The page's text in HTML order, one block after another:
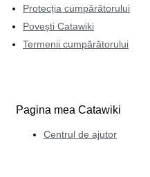
Protecția cumpărătorului
Povești Catawiki
Termenii cumpărătorului
Pagina mea Catawiki
Centrul de ajutor